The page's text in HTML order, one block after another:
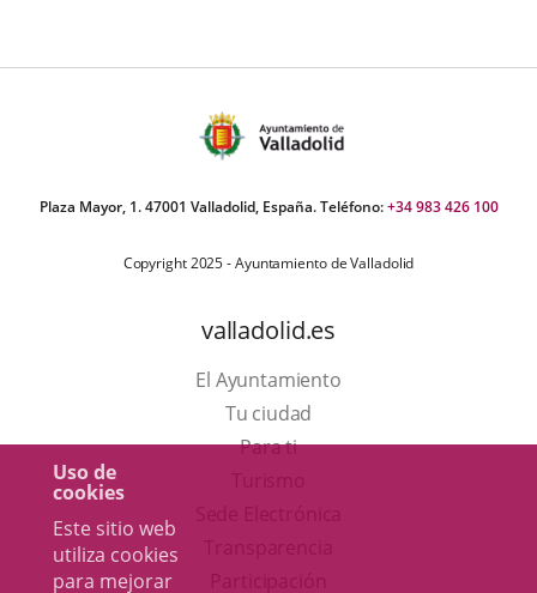
Uso de
cookies
Este sitio web
utiliza cookies
para mejorar
Plaza Mayor, 1. 47001 Valladolid, España. Teléfono:+34 983 426 100
Copyright 2025 - Ayuntamiento de Valladolid
valladolid.es
El Ayuntamiento
Tu ciudad
Para ti